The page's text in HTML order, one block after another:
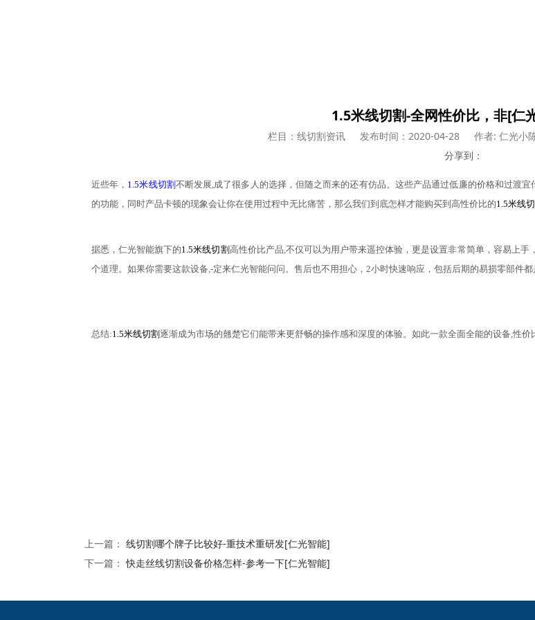
1.5米线切割-全网性价比，非[仁
栏目：线切割资讯 发布时间：2020-04-28 作者: 仁光小
分享到：
近些年， 1.5米线切割不断发展,成了很多人的选择，但随之而来的还有仿品。这些产品通过低廉的价格和过渡
的功能，同时产品卡顿的现象会让你在使用过程中无比痛苦，那么我们到底怎样才能购买到高性价比的1.5米线
据悉，仁光智能旗下的1.5米线切割高性价比产品,不仅可以为用户带来遥控体验，更是设置非常简单，容易上
个道理。如果你需要这款设备,-定来仁光智能问问。售后也不用担心，2小时快速响应，包括后期的易损零部件
总结:1.5米线切割逐渐成为市场的翹楚它们能带来更舒畅的操作感和深度的体验。如此一款全面全能的设备,性价
上一篇： 线切割哪个牌子比较好-重技术重研发[仁光智能]
下一篇：快走丝线切割设备价格怎样-参考一下[仁光智能]